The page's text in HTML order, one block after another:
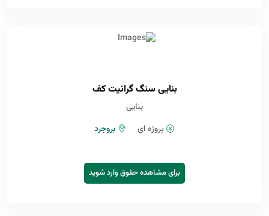
بنایی سنگ گرانیت کف
بنایی
پروژه ای
بروجرد
برای مشاهده حقوق وارد شوید